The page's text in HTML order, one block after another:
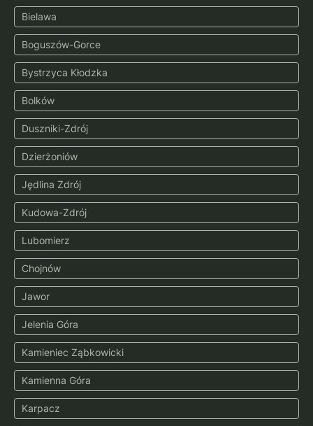
Bielawa
Boguszów-Gorce
Bystrzyca Kłodzka
Bolków
Duszniki-Zdrój
Dzierżoniów
Jędlina Zdrój
Kudowa-Zdrój
Lubomierz
Chojnów
Jawor
Jelenia Góra
Kamieniec Ząbkowicki
Kamienna Góra
Karpacz